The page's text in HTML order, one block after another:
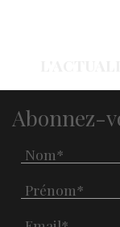
Abonnez-